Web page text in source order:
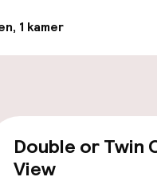
1 kamer
Double or Twin
View